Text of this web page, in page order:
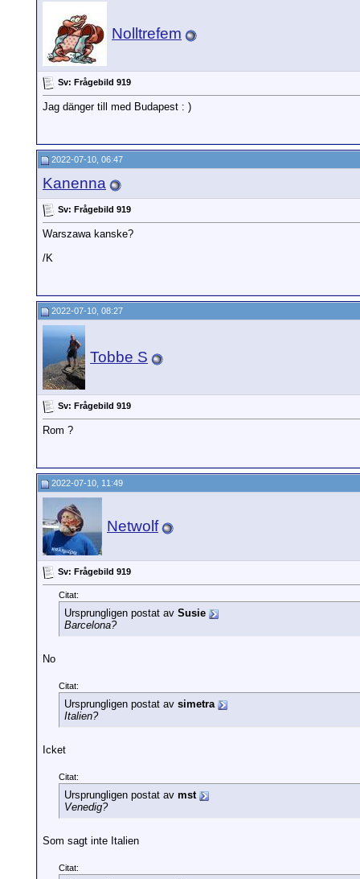
Nolltrefem
Sv: Frågebild 919
Jag dänger till med Budapest : )
2022-07-10, 06:47
Kanenna
Sv: Frågebild 919
Warszawa kanske?
/K
2022-07-10, 08:27
Tobbe S
Sv: Frågebild 919
Rom ?
2022-07-10, 11:49
Netwolf
Sv: Frågebild 919
Citat:
Ursprungligen postat av Susie
Barcelona?
No
Citat:
Ursprungligen postat av simetra
Italien?
Icket
Citat:
Ursprungligen postat av mst
Venedig?
Som sagt inte Italien
Citat: